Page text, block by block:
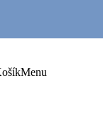
Menu